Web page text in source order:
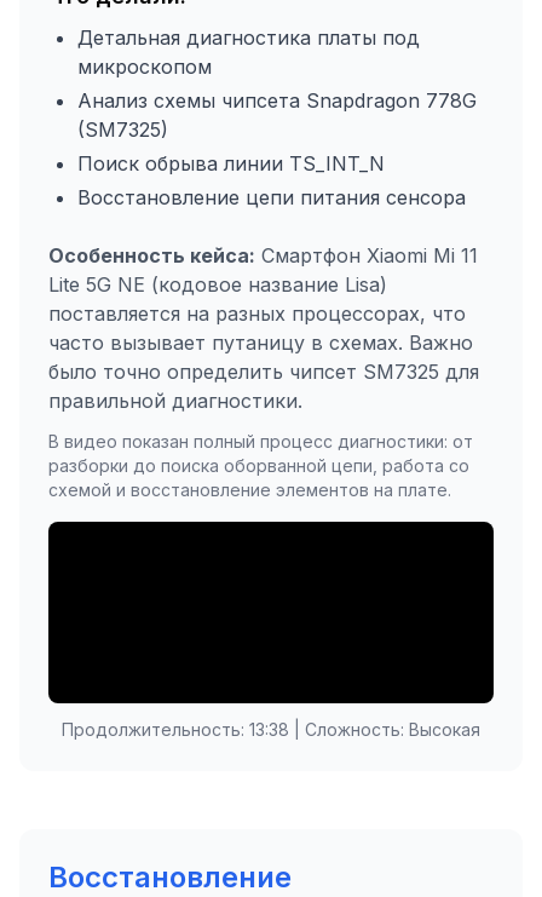
Детальная диагностика платы под
микроскопом
Анализ схемы чипсета Snapdragon 778G
(SM7325)
Поиск обрыва линии TS_INT_N
Восстановление цепи питания сенсора
Особенность кейса: Смартфон Xiaomi Mi 11
Lite 5G NE (кодовое название Lisa)
поставляется на разных процессорах, что
часто вызывает путаницу в схемах. Важно
было точно определить чипсет SM7325 для
правильной диагностики.
В видео показан полный процесс диагностики: от
разборки до поиска оборванной цепи, работа со
схемой и восстановление элементов на плате.
Продолжительность: 13:38 | Сложность: Высокая
Восстановление